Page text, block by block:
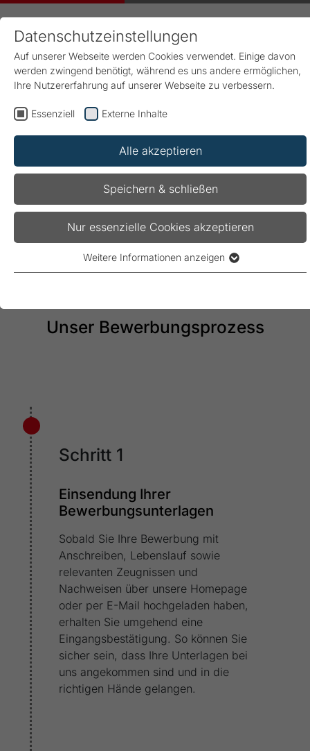
Start Karriere Bewerbungsprozess
Bewerbungsprozess
Ihr Weg zu uns.
Unser Bewerbungsprozess
Schritt 1
Einsendung Ihrer
Bewerbungsunterlagen
Sobald Sie Ihre Bewerbung mit
Anschreiben, Lebenslauf sowie
relevanten Zeugnissen und
Nachweisen über unsere Homepage
oder per E-Mail hochgeladen haben,
erhalten Sie umgehend eine
Eingangsbestätigung. So können Sie
sicher sein, dass Ihre Unterlagen bei
uns angekommen sind und in die
richtigen Hände gelangen.
Datenschutzeinstellungen
Auf unserer Webseite werden Cookies verwendet. Einige davon
werden zwingend benötigt, während es uns andere ermöglichen,
Ihre Nutzererfahrung auf unserer Webseite zu verbessern.
Essenziell Externe Inhalte
Alle akzeptieren
Speichern & schließen
Nur essenzielle Cookies akzeptieren
Webseite einwandfrei funktioniert.
Zweck
Cookie-Einstellungen für diese Website zu
speichern.
Name SgCookieOptin.lastPreferences
Anbieter FRAKO
Laufzeit 1 Jahr
Zweck
Dieser Wert speichert Ihre Consent-
Einstellungen. Unter anderem eine zufällig
generierte ID, für die historische
Speicherung Ihrer vorgenommen
Einstellungen, falls der Webseiten-Betreiber
dies eingestellt hat.
Cookie-Informationen anzeigen
zusätzliche Informationen anzubieten.
Weitere Informationen anzeigen